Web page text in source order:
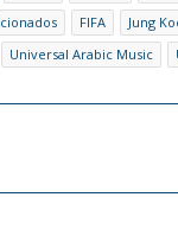
FIFA Jung
Universal Arabic Music